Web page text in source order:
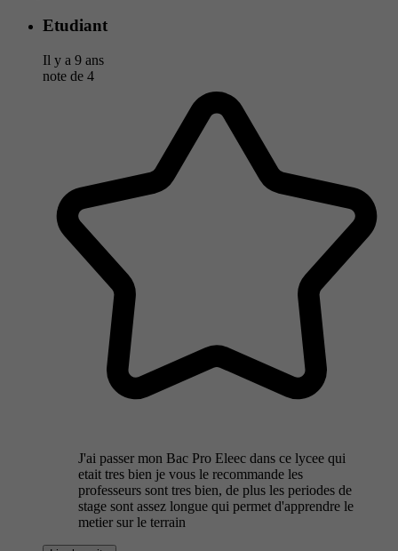
Etudiant
Il y a 9 ans
note de 4
J'ai passer mon Bac Pro Eleec dans ce lycee qui
etait tres bien je vous le recommande les
professeurs sont tres bien, de plus les periodes de
stage sont assez longue qui permet d'apprendre le
metier sur le terrain